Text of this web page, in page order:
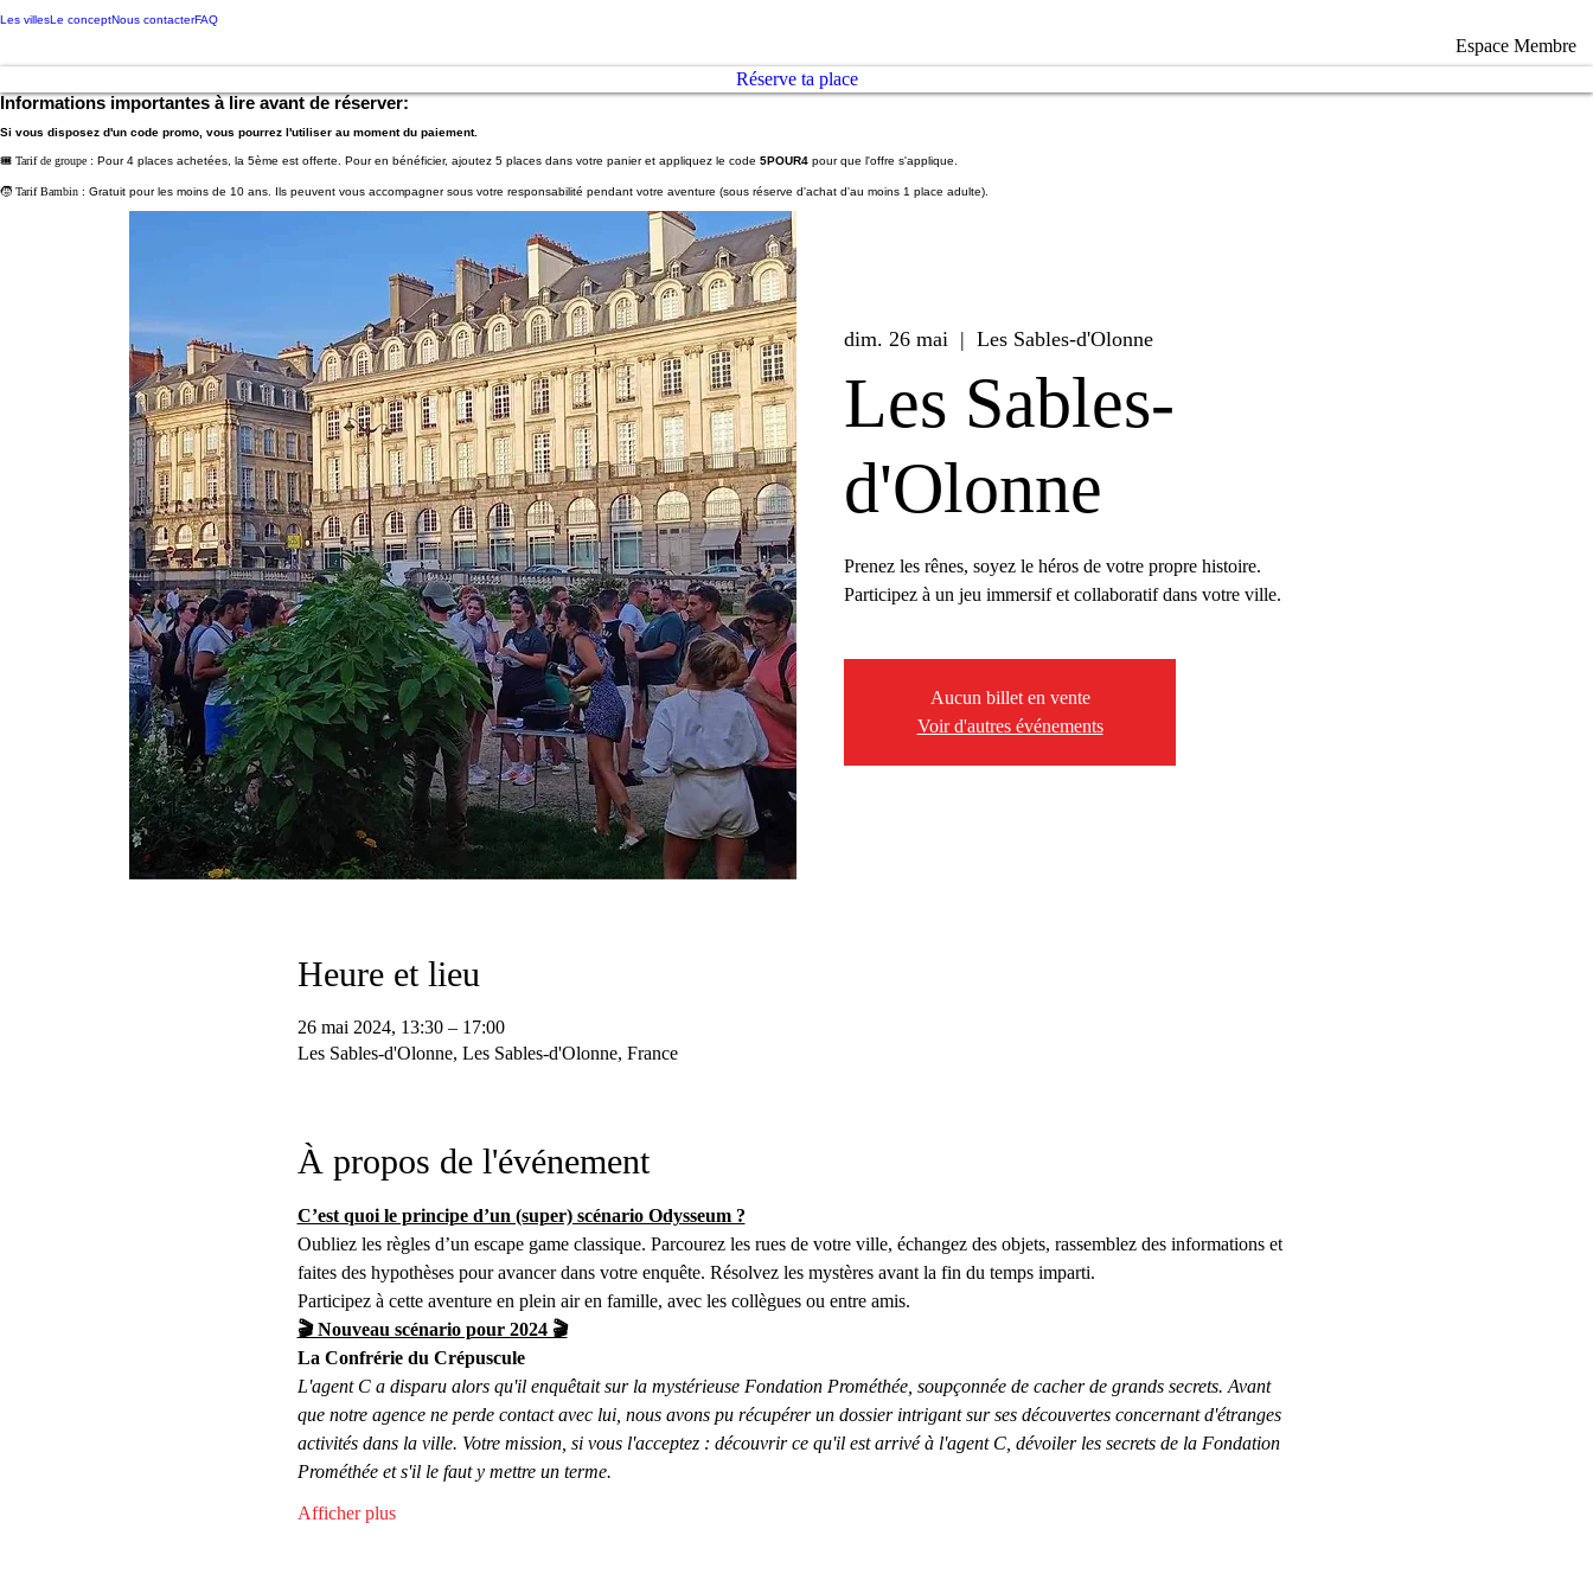
Les villesLe conceptNous contacterFAQ
Espace Membre
Réserve ta place
Informations importantes à lire avant de réserver:
Si vous disposez d'un code promo, vous pourrez l'utiliser au moment du paiement.
🎟️ Tarif de groupe : Pour 4 places achetées, la 5ème est offerte. Pour en bénéficier, ajoutez 5 places dans votre panier et appliquez le code 5POUR4 pour que l'offre s'applique.
🧒 Tarif Bambin : Gratuit pour les moins de 10 ans. Ils peuvent vous accompagner sous votre responsabilité pendant votre aventure (sous réserve d'achat d'au moins 1 place adulte).
dim. 26 mai
  |
Les Sables-d'Olonne
Les Sables-
d'Olonne
Prenez les rênes, soyez le héros de votre propre histoire.
Participez à un jeu immersif et collaboratif dans votre ville.
Aucun billet en vente
Voir d'autres événements
Heure et lieu
26 mai 2024, 13:30 – 17:00
Les Sables-d'Olonne, Les Sables-d'Olonne, France
À propos de l'événement
C’est quoi le principe d’un (super) scénario Odysseum ?
Oubliez les règles d’un escape game classique. Parcourez les rues de votre ville, échangez des objets, rassemblez des informations et
faites des hypothèses pour avancer dans votre enquête. Résolvez les mystères avant la fin du temps imparti.
Participez à cette aventure en plein air en famille, avec les collègues ou entre amis.
🎬 Nouveau scénario pour 2024 🎬
La Confrérie du Crépuscule
L'agent C a disparu alors qu'il enquêtait sur la mystérieuse Fondation Prométhée, soupçonnée de cacher de grands secrets. Avant
que notre agence ne perde contact avec lui, nous avons pu récupérer un dossier intrigant sur ses découvertes concernant d'étranges
activités dans la ville. Votre mission, si vous l'acceptez : découvrir ce qu'il est arrivé à l'agent C, dévoiler les secrets de la Fondation
Prométhée et s'il le faut y mettre un terme.
Afficher plus